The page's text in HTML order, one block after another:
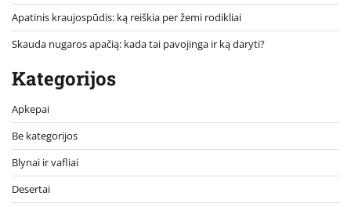
Apatinis kraujospūdis: ką reiškia per žemi rodikliai
Skauda nugaros apačią: kada tai pavojinga ir ką daryti?
Kategorijos
Apkepai
Be kategorijos
Blynai ir vafliai
Desertai